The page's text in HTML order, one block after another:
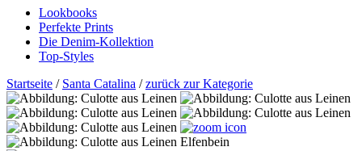
Lookbooks
Perfekte Prints
Die Denim-Kollektion
Top-Styles
Startseite / Santa Catalina /zurück zur Kategorie